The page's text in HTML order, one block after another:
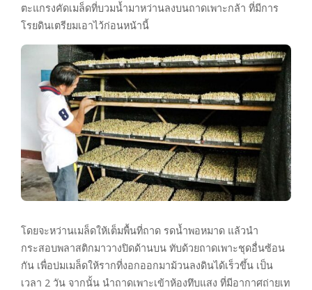
ตะแกรงคัดเมล็ดที่บวมน้ำมาหว่านลงบนถาดเพาะกล้า ที่มีการ
โรยดินเตรียมเอาไว้ก่อนหน้านี้
โดยจะหว่านเมล็ดให้เต็มพื้นที่ถาด รดน้ำพอหมาด แล้วนำ
กระสอบพลาสติกมาวางปิดด้านบน ทับด้วยถาดเพาะชุดอื่นซ้อน
กัน เพื่อบ่มเมล็ดให้รากที่งอกออกมาม้วนลงดินได้เร็วขึ้น เป็น
เวลา 2 วัน จากนั้น นำถาดเพาะเข้าห้องทึบแสง ที่มีอากาศถ่ายเท